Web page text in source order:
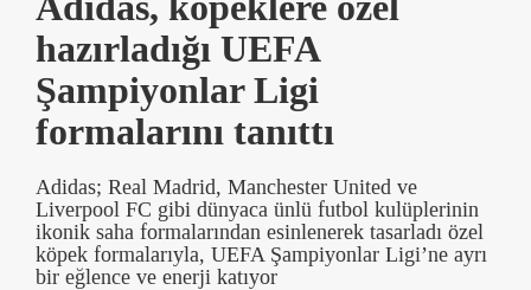
hazırladığı UEFA
Şampiyonlar Ligi
formalarını tanıttı
Adidas; Real Madrid, Manchester United ve
Liverpool FC gibi dünyaca ünlü futbol kulüplerinin
ikonik saha formalarından esinlenerek tasarladı özel
köpek formalarıyla, UEFA Şampiyonlar Ligi’ne ayrı
bir eğlence ve enerji katıyor